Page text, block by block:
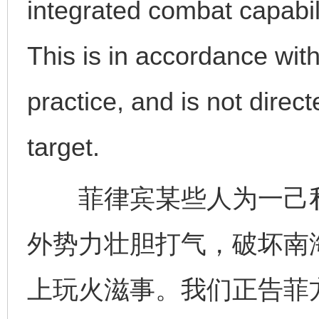
integrated combat
This is in accordance
practice, and is not
target.
菲律宾某些人为一己
外势力壮胆打气，破坏
上玩火滋事。我们正告